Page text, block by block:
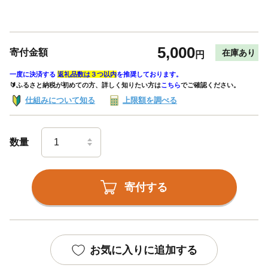
寄付金額 5,000円 在庫あり
一度に決済する 返礼品数は３つ以内を推奨しております。
🔰ふるさと納税が初めての方、詳しく知りたい方はこちらでご確認ください。
仕組みについて知る 上限額を調べる
数量
寄付する
お気に入りに追加する